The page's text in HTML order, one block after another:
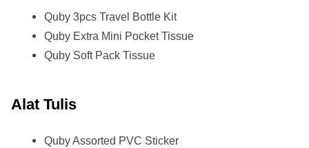
Quby 3pcs Travel Bottle Kit
Quby Extra Mini Pocket Tissue
Quby Soft Pack Tissue
Alat Tulis
Quby Assorted PVC Sticker